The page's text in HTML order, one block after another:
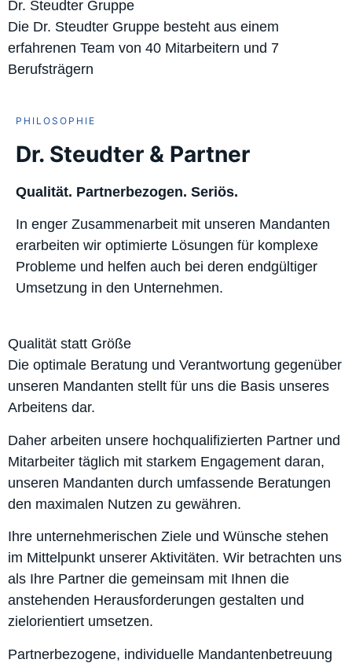
Dr. Steudter Gruppe
Die Dr. Steudter Gruppe besteht aus einem
erfahrenen Team von 40 Mitarbeitern und 7
Berufsträgern
PHILOSOPHIE
Dr. Steudter & Partner
Qualität. Partnerbezogen. Seriös.
In enger Zusammenarbeit mit unseren Mandanten
erarbeiten wir optimierte Lösungen für komplexe
Probleme und helfen auch bei deren endgültiger
Umsetzung in den Unternehmen.
Qualität statt Größe
Die optimale Beratung und Verantwortung gegenüber
unseren Mandanten stellt für uns die Basis unseres
Arbeitens dar.
Daher arbeiten unsere hochqualifizierten Partner und
Mitarbeiter täglich mit starkem Engagement daran,
unseren Mandanten durch umfassende Beratungen
den maximalen Nutzen zu gewähren.
Ihre unternehmerischen Ziele und Wünsche stehen
im Mittelpunkt unserer Aktivitäten. Wir betrachten uns
als Ihre Partner die gemeinsam mit Ihnen die
anstehenden Herausforderungen gestalten und
zielorientiert umsetzen.
Partnerbezogene, individuelle Mandantenbetreuung